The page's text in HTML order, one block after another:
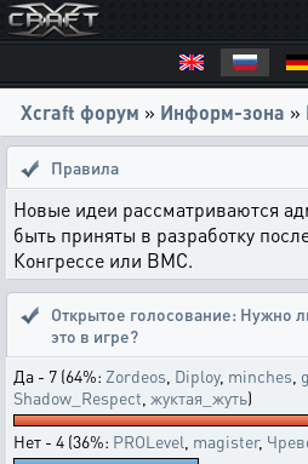
Xcraft форум » Информ-зона »
Правила
Новые идеи рассматриваются
быть приняты в разработку
Конгрессе или ВМС.
Открытое голосование: Нужно
это в игре?
Да - 7 (64%: Zordeos Diploy, minches
Shadow_Respect жуктая_жуть)
Нет - 4 (36%: PROLevel magister,